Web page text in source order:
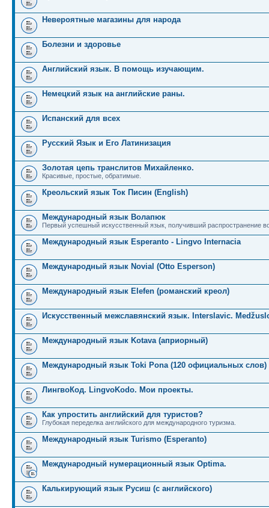
Невероятные магазины для народа
Болезни и здоровье
Английский язык. В помощь изучающим.
Немецкий язык на английские раны.
Испанский для всех
Русский Язык и Его Латинизация
Золотая цепь транслитов Михайленко.
Красивые, простые, обратимые.
Креольский язык Ток Писин (English)
Международный язык Волапюк
Первый успешный искусственный язык, получивший распространение
Международный язык Esperanto - Lingvo Internacia
Международный язык Novial (Otto Esperson)
Международный язык Elefen (романский креол)
Искусственный межславянский язык. Interslavic.
Международный язык Kotava (априорный)
Международный язык Toki Pona (120 официальных слов)
ЛингвоКод. LingvoKodo. Мои проекты.
Как упростить английский для туристов?
Глубокая переделка английского для международного туризма.
Международный язык Turismo (Esperanto)
Международный нумерационный язык Optima.
Калькирующий язык Русиш (с английского)